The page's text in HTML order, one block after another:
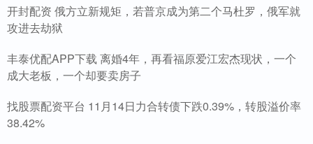
开封配资 俄方立新规矩，若普京成为第二个马杜罗，俄军就
攻进去劫狱
丰泰优配APP下载 离婚4年，再看福原爱江宏杰现状，一个
成大老板，一个却要卖房子
找股票配资平台 11月14日力合转债下跌0.39%，转股溢价率
38.42%